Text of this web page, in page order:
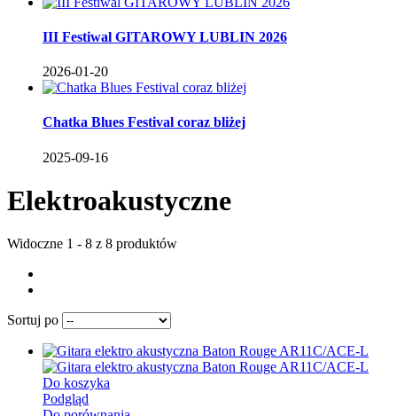
III Festiwal GITAROWY LUBLIN 2026
2026-01-20
Chatka Blues Festival coraz bliżej
2025-09-16
Elektroakustyczne
Widoczne 1 - 8 z 8 produktów
Sortuj po
Do koszyka
Podgląd